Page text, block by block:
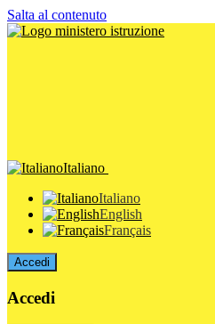
Salta al contenuto
Italiano
Italiano
English
Français
Accedi
Accedi